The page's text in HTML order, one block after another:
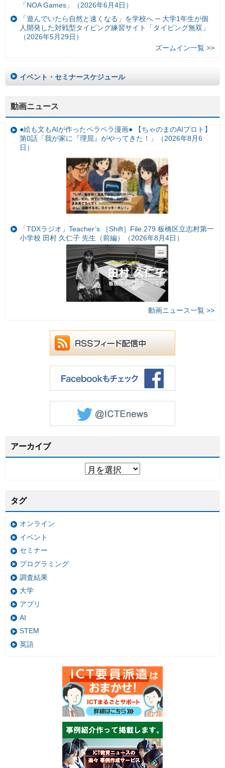
「NOA Games」（2026年6月4日）
「遊んでいたら自然と速くなる」を学校へ ─ 大学1年生が個
人開発した対戦型タイピング練習サイト「タイピング無双」
（2026年5月29日）
ズームイン一覧 >>
イベント・セミナースケジュール
動画ニュース
●絵も文もAIが作ったペラペラ漫画● 【ちゃのまのAIプロト】
第0話「我が家に『理屈』がやってきた！」（2026年8月6
日）
「TDXラジオ」Teacher’s ［Shift］File.279 板橋区立志村第一
小学校 田村 久仁子 先生（前編）（2026年8月4日）
動画ニュース一覧 >>
アーカイブ
タグ
オンライン
イベント
セミナー
プログラミング
調査結果
大学
アプリ
AI
STEM
英語